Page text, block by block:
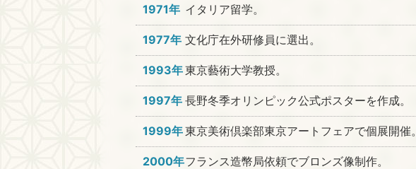
1971年 イタリア留学。
1977年 文化庁在外研修員に選出。
1993年東京藝術大学教授。
1997年 長野冬季オリンピック公式ポスターを作成。
1999年東京美術倶楽部東京アートフェアで個展開催。
2000年フランス造幣局依頼でブロンズ像制作。